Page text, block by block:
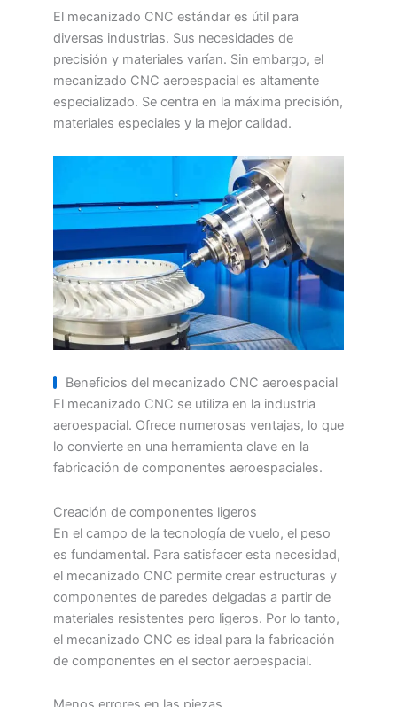
El mecanizado CNC estándar es útil para
diversas industrias. Sus necesidades de
precisión y materiales varían. Sin embargo, el
mecanizado CNC aeroespacial es altamente
especializado. Se centra en la máxima precisión,
materiales especiales y la mejor calidad.
Beneficios del mecanizado CNC aeroespacial
El mecanizado CNC se utiliza en la industria
aeroespacial. Ofrece numerosas ventajas, lo que
lo convierte en una herramienta clave en la
fabricación de componentes aeroespaciales.
Creación de componentes ligeros
En el campo de la tecnología de vuelo, el peso
es fundamental. Para satisfacer esta necesidad,
el mecanizado CNC permite crear estructuras y
componentes de paredes delgadas a partir de
materiales resistentes pero ligeros. Por lo tanto,
el mecanizado CNC es ideal para la fabricación
de componentes en el sector aeroespacial.